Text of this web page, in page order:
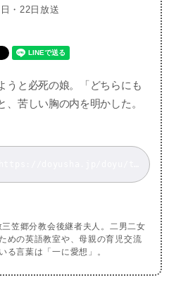
・22日放送
うと必死の娘。「どちらにも
苦しい胸の内を明かした。
笠郷分教会後継者夫人。二男二女
めの英語教室や、母親の育児交流
る言葉は「一に愛想」。